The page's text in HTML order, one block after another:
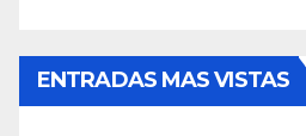
ENTRADAS MAS VISTAS